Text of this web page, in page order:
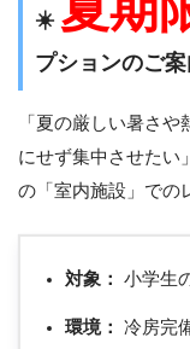
☀️
プションのご案
「夏の厳しい暑さ
にせず集中させたい
の「室内施設」での
対象： 小学生
環境：
冷房完